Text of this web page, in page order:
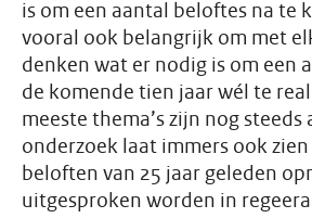
is om een aantal beloftes na te
vooral ook belangrijk om met
denken wat er nodig is om een
de komende tien jaar wél te
meeste thema’s zijn nog steeds
onderzoek laat immers ook
beloften van 25 jaar geleden
uitgesproken worden in